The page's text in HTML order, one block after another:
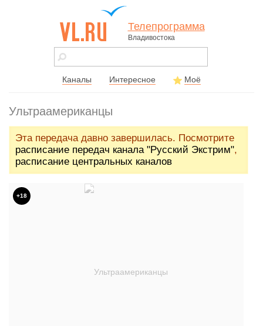
vl.ru - сайт
города
Телепрограмма
Владивостока
Каналы Интересное Моё
Ультраамериканцы
Эта передача давно завершилась. Посмотрите
расписание передач канала "Русский Экстрим",
расписание центральных каналов
+18